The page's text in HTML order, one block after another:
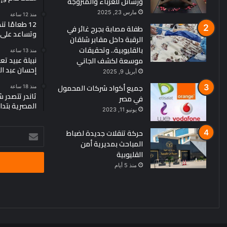
مارس 23, 2025
طفلة مصابة بجرح غائر في
الرقبة داخل مقابر شلقان
بالقليوبية.. وتحقيقات
موسعة لكشف الجاني
أبريل 9, 2025
جميع أكواد شركات المحمول
في مصر
يونيو 11, 2023
حركة تنقلات جديدة لضباط
المباحث بمديرية أمن
القليوبية
منذ 5 أيام
منذ 12 ساعة
12
وتساعد
منذ 13 ساعة
نبيلة عبيد
إحسان عبد
منذ 18 ساعة
ثاندر
المصرية بتداولات 29.8 مليار
بريدك
الإلكتروني